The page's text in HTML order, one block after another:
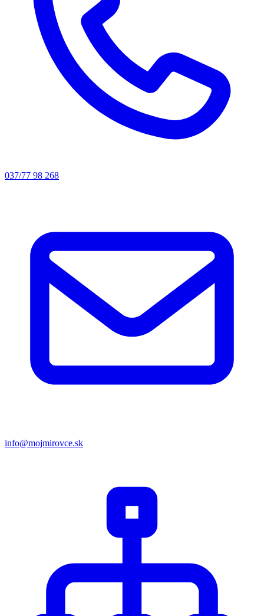
037/77 98 268
info@mojmirovce.sk